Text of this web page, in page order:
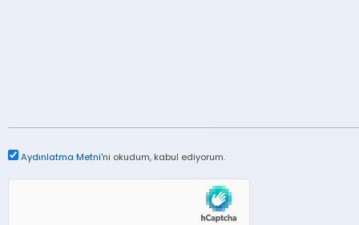
Aydınlatma Metni'ni okudum, kabul ediyorum.